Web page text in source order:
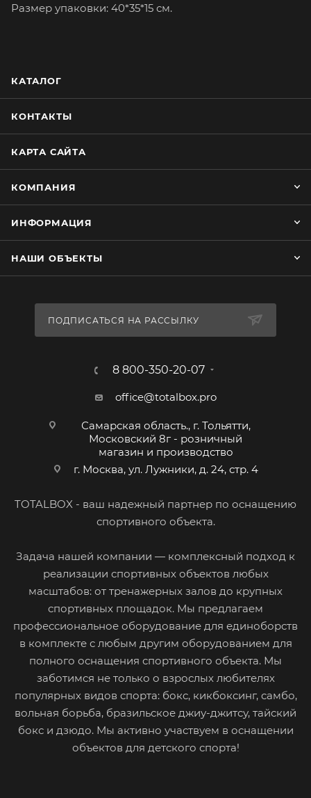
Размер упаковки: 40*35*15 см.
КАТАЛОГ
КОНТАКТЫ
КАРТА САЙТА
КОМПАНИЯ
ИНФОРМАЦИЯ
НАШИ ОБЪЕКТЫ
ПОДПИСАТЬСЯ НА РАССЫЛКУ
8 800-350-20-07
office@totalbox.pro
Самарская область., г. Тольятти,
Московский 8г - розничный
магазин и производство
г. Москва, ул. Лужники, д. 24, стр. 4
TOTALBOX - ваш надежный партнер по оснащению
спортивного объекта.
Задача нашей компании — комплексный подход к
реализации спортивных объектов любых
масштабов: от тренажерных залов до крупных
спортивных площадок. Мы предлагаем
профессиональное оборудование для единоборств
в комплекте с любым другим оборудованием для
полного оснащения спортивного объекта. Мы
заботимся не только о взрослых любителях
популярных видов спорта: бокс, кикбоксинг, самбо,
вольная борьба, бразильское джиу-джитсу, тайский
бокс и дзюдо. Мы активно участвуем в оснащении
объектов для детского спорта!